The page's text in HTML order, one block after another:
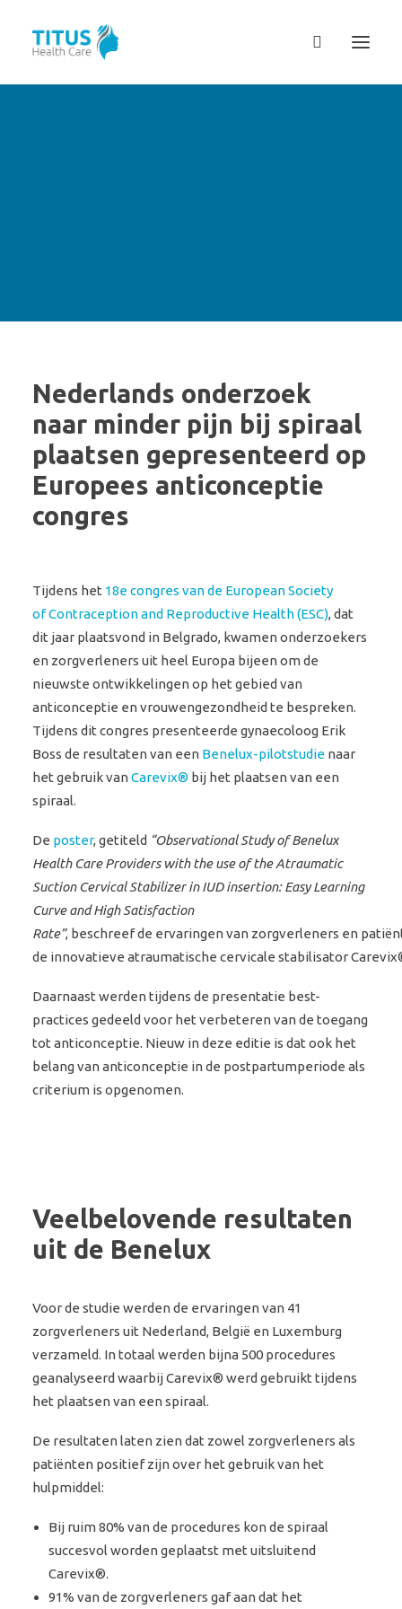
Nederlands onderzoek
naar minder pijn bij spiraal
plaatsen gepresenteerd op
Europees anticonceptie
congres
Tijdens het 18e congres van de European Society
of Contraception and Reproductive Health (ESC), dat
dit jaar plaatsvond in Belgrado, kwamen onderzoekers
en zorgverleners uit heel Europa bijeen om de
nieuwste ontwikkelingen op het gebied van
anticonceptie en vrouwengezondheid te bespreken.
Tijdens dit congres presenteerde gynaecoloog Erik
Boss de resultaten van een Benelux-pilotstudie naar
het gebruik vanCarevix® bij het plaatsen van een
spiraal.
De poster, getiteld “Observational Study of Benelux
Health Care Providers with the use of the Atraumatic
Suction Cervical Stabilizer in IUD insertion: Easy Learning
Curve and High Satisfaction
Rate”, beschreef de ervaringen van zorgverleners en
de innovatieve atraumatische cervicale stabilisator
Daarnaast werden tijdens de presentatie best-
practices gedeeld voor het verbeteren van de toegang
tot anticonceptie. Nieuw in deze editie is dat ook het
belang van anticonceptie in de postpartumperiode als
criterium is opgenomen.
Veelbelovende resultaten
uit de Benelux
Voor de studie werden de ervaringen van 41
zorgverleners uit Nederland, België en Luxemburg
verzameld. In totaal werden bijna 500 procedures
geanalyseerd waarbij Carevix® werd gebruikt tijdens
het plaatsen van een spiraal.
De resultaten laten zien dat zowel zorgverleners als
patiënten positief zijn over het gebruik van het
hulpmiddel:
Bij ruim 80% van de procedures kon de spiraal
succesvol worden geplaatst met uitsluitend
Carevix®.
91% van de zorgverleners gaf aan dat het